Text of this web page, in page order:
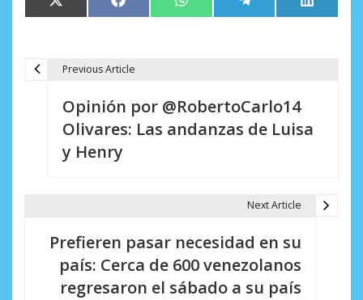
Compartir
en
X
(Twitter)
Compartir
en
Facebook Compartir
en
WhatsApp Compartir
en
Telegram
en
LinkedIn
Previous Article
Opinión por @RobertoCarlo14
Olivares: Las andanzas de Luisa
y Henry
Next Article
Prefieren pasar necesidad en su
país: Cerca de 600 venezolanos
regresaron el sábado a su país